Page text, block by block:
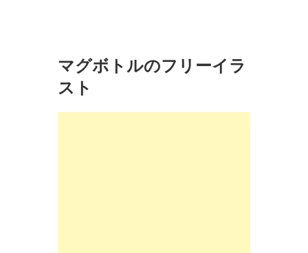
マグボトルのフリーイラ
スト